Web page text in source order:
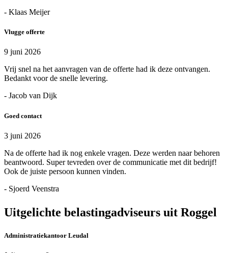
- Klaas Meijer
Vlugge offerte
9 juni 2026
Vrij snel na het aanvragen van de offerte had ik deze ontvangen.
Bedankt voor de snelle levering.
- Jacob van Dijk
Goed contact
3 juni 2026
Na de offerte had ik nog enkele vragen. Deze werden naar behoren
beantwoord. Super tevreden over de communicatie met dit bedrijf!
Ook de juiste persoon kunnen vinden.
- Sjoerd Veenstra
Uitgelichte belastingadviseurs uit Roggel
Administratiekantoor Leudal